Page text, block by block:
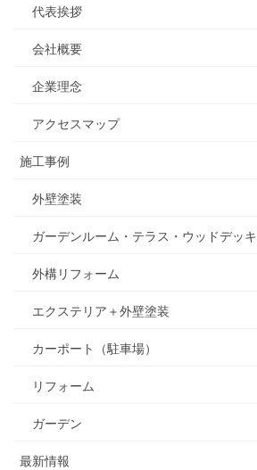
代表挨拶
会社概要
企業理念
アクセスマップ
施工事例
外壁塗装
ガーデンルーム・テラス・ウッドデッキ
外構リフォーム
エクステリア＋外壁塗装
カーポート（駐車場）
リフォーム
ガーデン
最新情報